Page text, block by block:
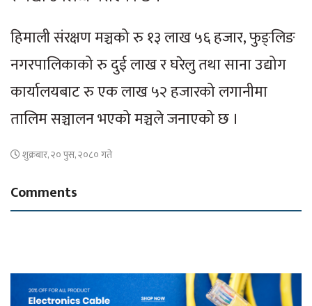
हिमाली संरक्षण मञ्चको रु १३ लाख ५६ हजार, फुङ्लिङ
नगरपालिकाको रु दुई लाख र घरेलु तथा साना उद्योग
कार्यालयबाट रु एक लाख ५२ हजारको लगानीमा
तालिम सञ्चालन भएको मञ्चले जनाएको छ ।
शुक्रबार, २० पुस, २०८० गते
Comments